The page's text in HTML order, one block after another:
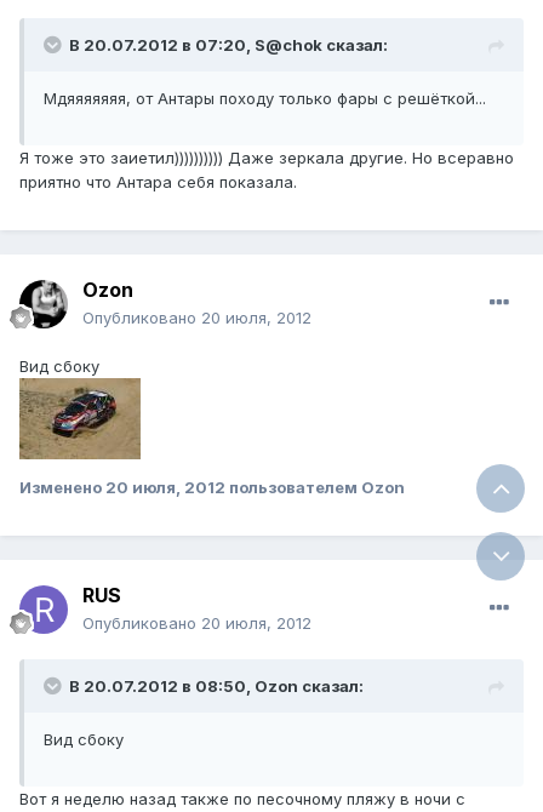
В 20.07.2012 в 07:20, S@chok сказал:
Мдяяяяяяя, от Антары походу только фары с решёткой...
Я тоже это заиетил)))))))))) Даже зеркала другие. Но всеравно
приятно что Антара себя показала.
Ozon
Опубликовано 20 июля, 2012
Вид сбоку
Изменено 20 июля, 2012 пользователем Ozon
RUS
Опубликовано 20 июля, 2012
В 20.07.2012 в 08:50, Ozon сказал:
Вид сбоку
Вот я неделю назад также по песочному пляжу в ночи с